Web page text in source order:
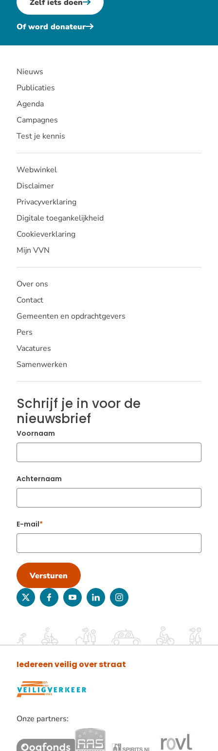
Zelf iets doen
Of word donateur
Nieuws
Publicaties
Agenda
Campagnes
Test je kennis
Webwinkel
Disclaimer
Privacyverklaring
Digitale toegankelijkheid
Cookieverklaring
Mijn VVN
Over ons
Contact
Gemeenten en opdrachtgevers
Pers
Vacatures
Samenwerken
Schrijf je in voor de
nieuwsbrief
Voornaam
Achternaam
E-mail
Versturen
twitterfacebookyoutubelinkedininstagram
Iedereen veilig over straat
Onze partners:
verder